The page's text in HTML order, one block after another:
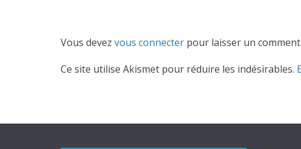
Vous devez vous connecterpour laisser un
Ce site utilise Akismet pour réduire les indésirables.